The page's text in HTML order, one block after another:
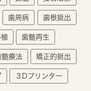
歯周病 歯根挺出
歯髄再生
髄療法 矯正的挺出
３Dプリンター